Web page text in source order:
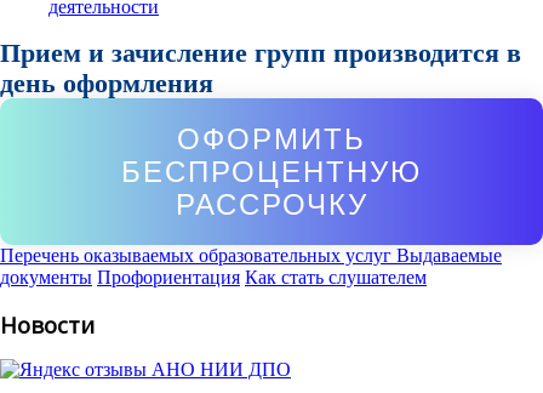
деятельности
Прием и зачисление групп производится в
день оформления
ОФОРМИТЬ
БЕСПРОЦЕНТНУЮ
РАССРОЧКУ
Перечень оказываемых образовательных услуг Выдаваемые
документы Профориентация Как стать слушателем
Новости